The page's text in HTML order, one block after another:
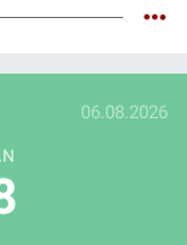
06.08.2026